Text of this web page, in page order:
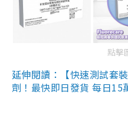
點擊
延伸閱讀：【快速測試套
劑！最快即日發貨 每日15